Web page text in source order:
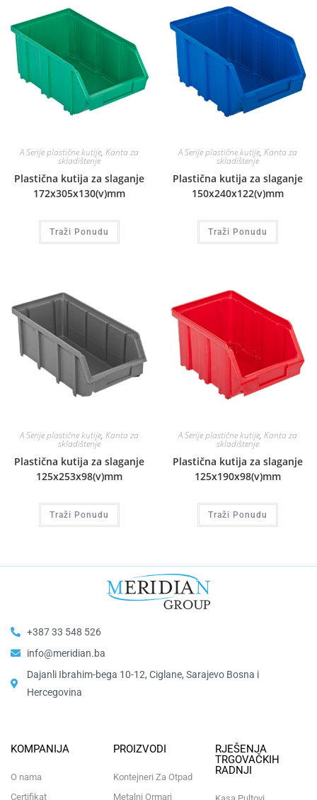
A Serije plastične kutije, Kanta za
skladištenje
Plastična kutija za slaganje
172x305x130(v)mm
Traži Ponudu
A Serije plastične kutije, Kanta za
skladištenje
Plastična kutija za slaganje
150x240x122(v)mm
Traži Ponudu
A Serije plastične kutije, Kanta za
skladištenje
Plastična kutija za slaganje
125x253x98(v)mm
Traži Ponudu
A Serije plastične kutije, Kanta za
skladištenje
Plastična kutija za slaganje
125x190x98(v)mm
Traži Ponudu
+387 33 548 526
info@meridian.ba
Dajanli Ibrahim-bega 10-12, Ciglane, Sarajevo Bosna i
Hercegovina​
KOMPANIJA
O nama
Certifikat
PROIZVODI
Kontejneri Za Otpad
Metalni Ormari
RJEŠENJA
TRGOVAČKIH
RADNJI